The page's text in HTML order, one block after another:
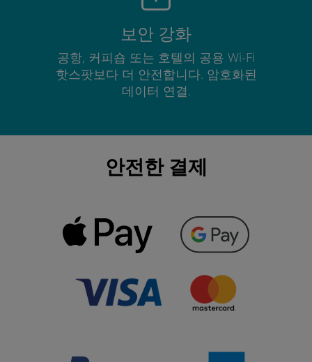
보안 강화
공항, 커피숍 또는 호텔의 공용 Wi-Fi
핫스팟보다 더 안전합니다. 암호화된
데이터 연결.
안전한 결제